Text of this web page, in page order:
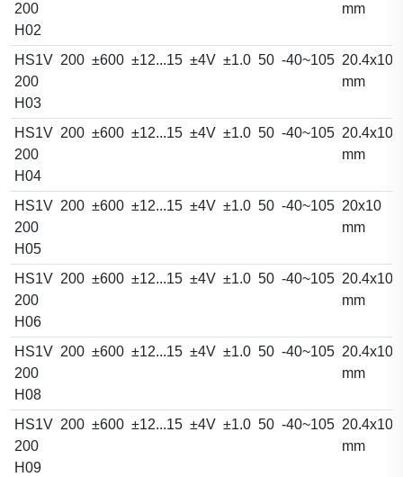
200
H02
mm
HS1V
200
H03
200 ±600 ±12...15 ±4V ±1.0 50 -40~105
mm
HS1V
200
H04
200 ±600 ±12...15 ±4V ±1.0 50 -40~105
mm
HS1V
200
H05
200 ±600 ±12...15 ±4V ±1.0 50 -40~105 20x10
mm
HS1V
200
H06
200 ±600 ±12...15 ±4V ±1.0 50 -40~105
mm
HS1V
200
H08
200 ±600 ±12...15 ±4V ±1.0 50 -40~105
mm
HS1V
200
H09
200 ±600 ±12...15 ±4V ±1.0 50 -40~105
mm